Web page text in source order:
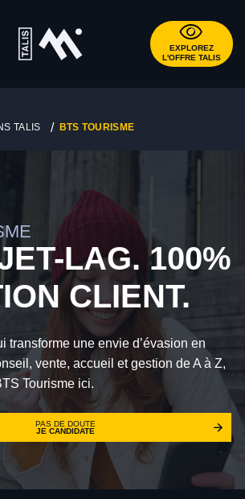
EXPLOREZ
L'OFFRE TALIS
TALIS BTS TOURISME
LAG. 100%
CLIENT.
transforme une envie d’évasion en
vente, accueil et gestion de A à Z,
Tourisme ici.
PAS DE DOUTE
JE CANDIDATE